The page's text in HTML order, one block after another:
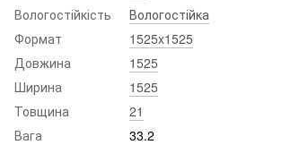
Вологостійкість
Вологостійка
Формат
1525x1525
Довжина
1525
Ширина
1525
Товщина
21
Вага
33.2